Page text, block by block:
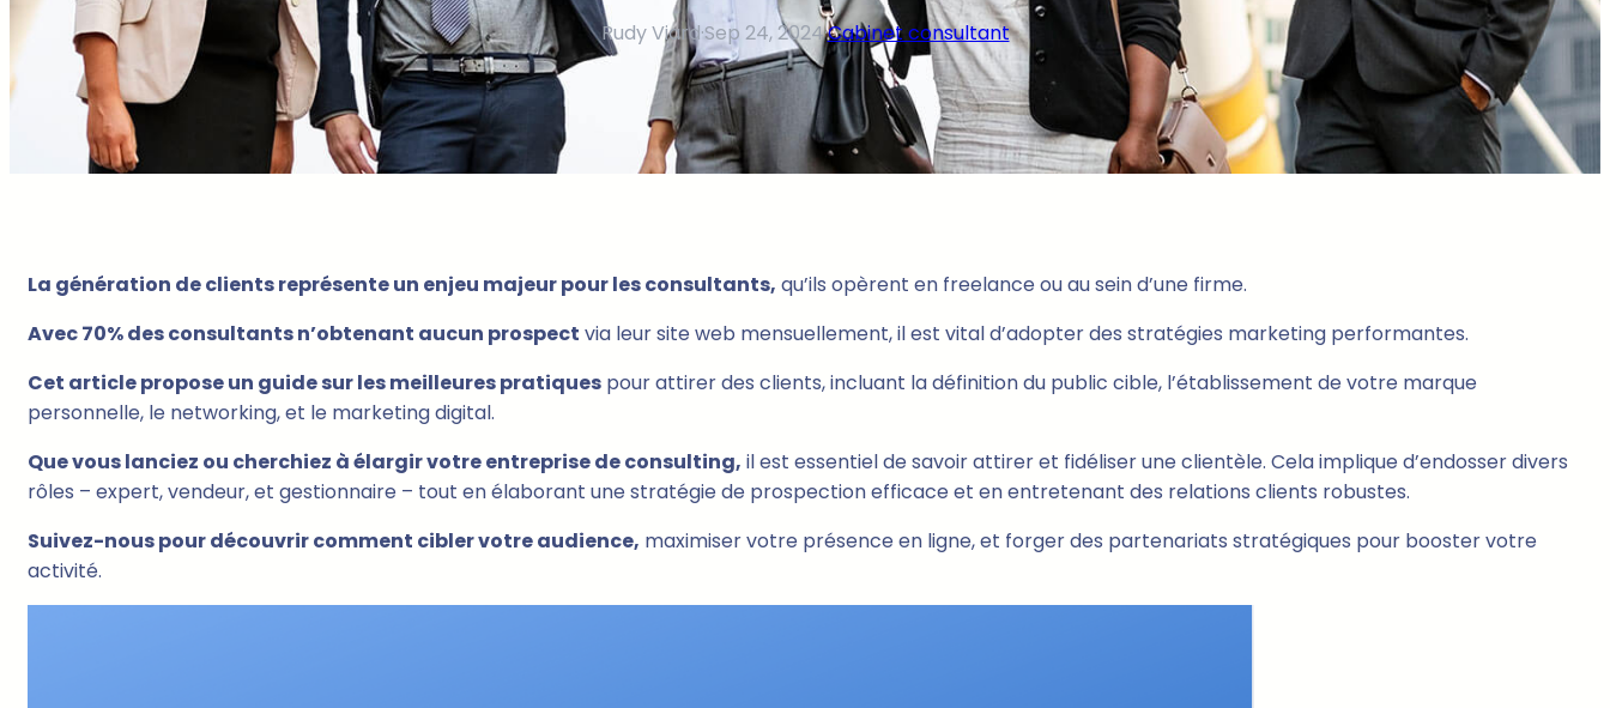
Rudy Viard·Sep 24, 2024·Cabinet consultant
La génération de clients représente un enjeu majeur pour les consultants, qu’ils opèrent en freelance ou au sein d’une firme.
Avec 70% des consultants n’obtenant aucun prospect via leur site web mensuellement, il est vital d’adopter des stratégies marketing performantes.
Cet article propose un guide sur les meilleures pratiques pour attirer des clients, incluant la définition du public cible, l’établissement de votre marque
personnelle, le networking, et le marketing digital.
Que vous lanciez ou cherchiez à élargir votre entreprise de consulting, il est essentiel de savoir attirer et fidéliser une clientèle. Cela implique d’endosser divers
rôles – expert, vendeur, et gestionnaire – tout en élaborant une stratégie de prospection efficace et en entretenant des relations clients robustes.
Suivez-nous pour découvrir comment cibler votre audience, maximiser votre présence en ligne, et forger des partenariats stratégiques pour booster votre
activité.